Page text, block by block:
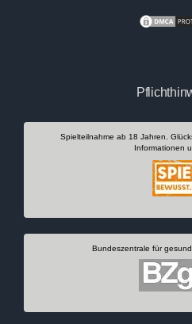
Spielteilnahme ab 18 Jahren.
Informationen
Bundeszentrale für